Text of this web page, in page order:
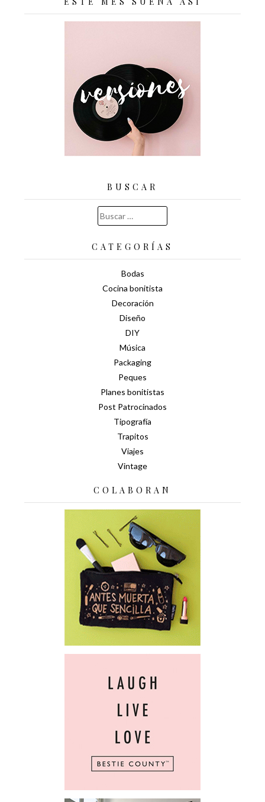
BUSCAR
Buscar:
CATEGORÍAS
Bodas
Cocina bonitista
Decoración
Diseño
DIY
Música
Packaging
Peques
Planes bonitistas
Post Patrocinados
Tipografía
Trapitos
Viajes
Vintage
COLABORAN